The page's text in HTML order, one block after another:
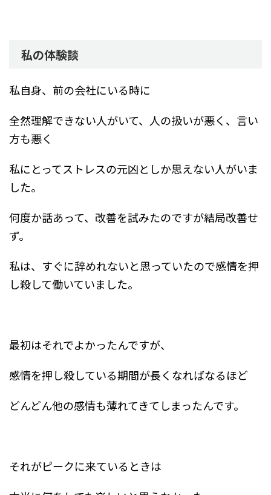
私の体験談
私自身、前の会社にいる時に
全然理解できない人がいて、人の扱いが悪く、言い
方も悪く
私にとってストレスの元凶としか思えない人がいま
した。
何度か話あって、改善を試みたのですが結局改善せ
ず。
私は、すぐに辞めれないと思っていたので感情を押
し殺して働いていました。
最初はそれでよかったんですが、
感情を押し殺している期間が長くなればなるほど
どんどん他の感情も薄れてきてしまったんです。
それがピークに来ているときは